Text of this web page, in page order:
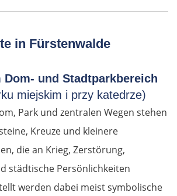
in Fürstenwalde
Dom- und Stadtparkbereich
miejskim i przy katedrze)
Park und zentralen Wegen stehen
Kreuze und kleinere
die an Krieg, Zerstörung,
städtische Persönlichkeiten
werden dabei meist symbolische